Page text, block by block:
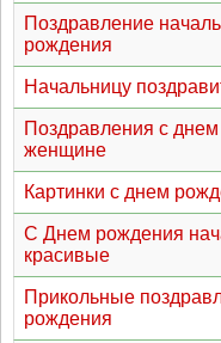
Поздравление
рождения
Начальницу
Поздравления с
женщине
Картинки с днем
С Днем рождения
красивые
Прикольные
рождения